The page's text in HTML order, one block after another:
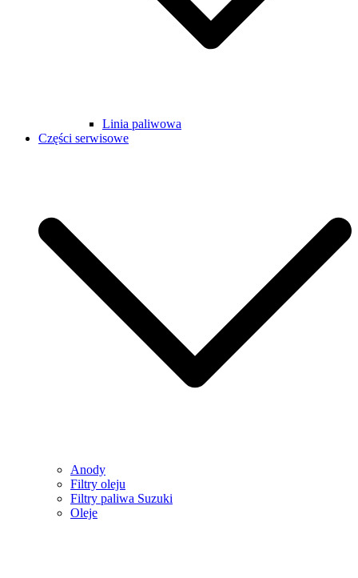
Linia paliwowa
Części serwisowe
Anody
Filtry oleju
Filtry paliwa Suzuki
Oleje